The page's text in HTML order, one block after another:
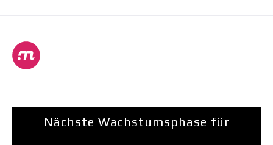
Nächste Wachstumsphase für